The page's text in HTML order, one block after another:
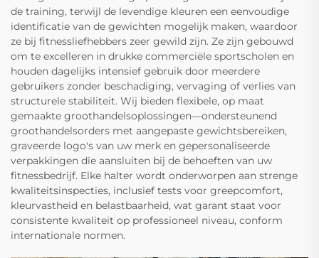
de training, terwijl de levendige kleuren een eenvoudige
identificatie van de gewichten mogelijk maken, waardoor
ze bij fitnessliefhebbers zeer gewild zijn. Ze zijn gebouwd
om te excelleren in drukke commerciële sportscholen en
houden dagelijks intensief gebruik door meerdere
gebruikers zonder beschadiging, vervaging of verlies van
structurele stabiliteit. Wij bieden flexibele, op maat
gemaakte groothandelsoplossingen—ondersteunend
groothandelsorders met aangepaste gewichtsbereiken,
graveerde logo's van uw merk en gepersonaliseerde
verpakkingen die aansluiten bij de behoeften van uw
fitnessbedrijf. Elke halter wordt onderworpen aan strenge
kwaliteitsinspecties, inclusief tests voor greepcomfort,
kleurvastheid en belastbaarheid, wat garant staat voor
consistente kwaliteit op professioneel niveau, conform
internationale normen.